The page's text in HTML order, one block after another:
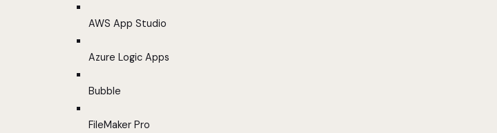
AWS App Studio
Azure Logic Apps
Bubble
FileMaker Pro